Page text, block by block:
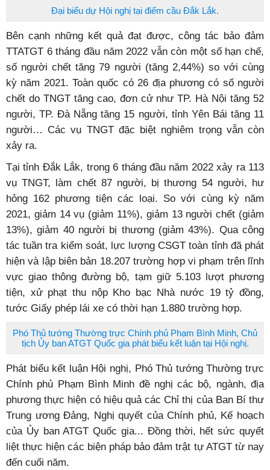
Đại biểu dự Hội nghị tại điểm cầu Đắk Lắk.
Bên cạnh những kết quả đạt được, công tác bảo đảm
TTATGT 6 tháng đầu năm 2022 vẫn còn một số hạn chế,
số người chết tăng 79 người (tăng 2,44%) so với cùng
kỳ năm 2021. Toàn quốc có 26 địa phương có số người
chết do TNGT tăng cao, đơn cử như TP. Hà Nội tăng 52
người, TP. Đà Nẵng tăng 15 người, tỉnh Yên Bái tăng 11
người… Các vụ TNGT đặc biệt nghiêm trọng vẫn còn
xảy ra.
Tại tỉnh Đắk Lắk, trong 6 tháng đầu năm 2022 xảy ra 113
vụ TNGT, làm chết 87 người, bị thương 54 người, hư
hỏng 162 phương tiện các loại. So với cùng kỳ năm
2021, giảm 14 vụ (giảm 11%), giảm 13 người chết (giảm
13%), giảm 40 người bị thương (giảm 43%). Qua công
tác tuần tra kiểm soát, lực lượng CSGT toàn tỉnh đã phát
hiện và lập biên bản 18.207 trường hợp vi phạm trên lĩnh
vực giao thông đường bộ, tạm giữ 5.103 lượt phương
tiện, xử phạt thu nộp Kho bạc Nhà nước 19 tỷ đồng,
tước Giấy phép lái xe có thời hạn 1.880 trường hợp.
Phó Thủ tướng Thường trực Chính phủ Phạm Bình Minh, Chủ
tịch Ủy ban ATGT Quốc gia phát biểu kết luận tại Hội nghị.
Phát biểu kết luận Hội nghị, Phó Thủ tướng Thường trực
Chính phủ Phạm Bình Minh đề nghị các bộ, ngành, địa
phương thực hiện có hiệu quả các Chỉ thị của Ban Bí thư
Trung ương Đảng, Nghị quyết của Chính phủ, Kế hoạch
của Ủy ban ATGT Quốc gia... Đồng thời, hết sức quyết
liệt thực hiện các biện pháp bảo đảm trật tự ATGT từ nay
đến cuối năm.